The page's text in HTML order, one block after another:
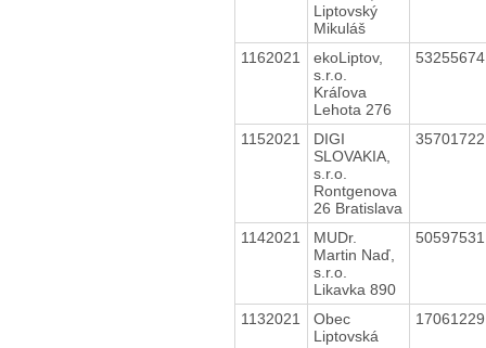
Liptovský
Mikuláš
1162021
ekoLiptov,
s.r.o.
Kráľova
Lehota 276
1152021
DIGI
SLOVAKIA,
s.r.o.
Rontgenova
26 Bratislava
1142021
MUDr.
Martin Naď,
s.r.o.
Likavka 890
1132021
Obec
Liptovská